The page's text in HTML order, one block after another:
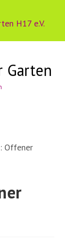
Garten